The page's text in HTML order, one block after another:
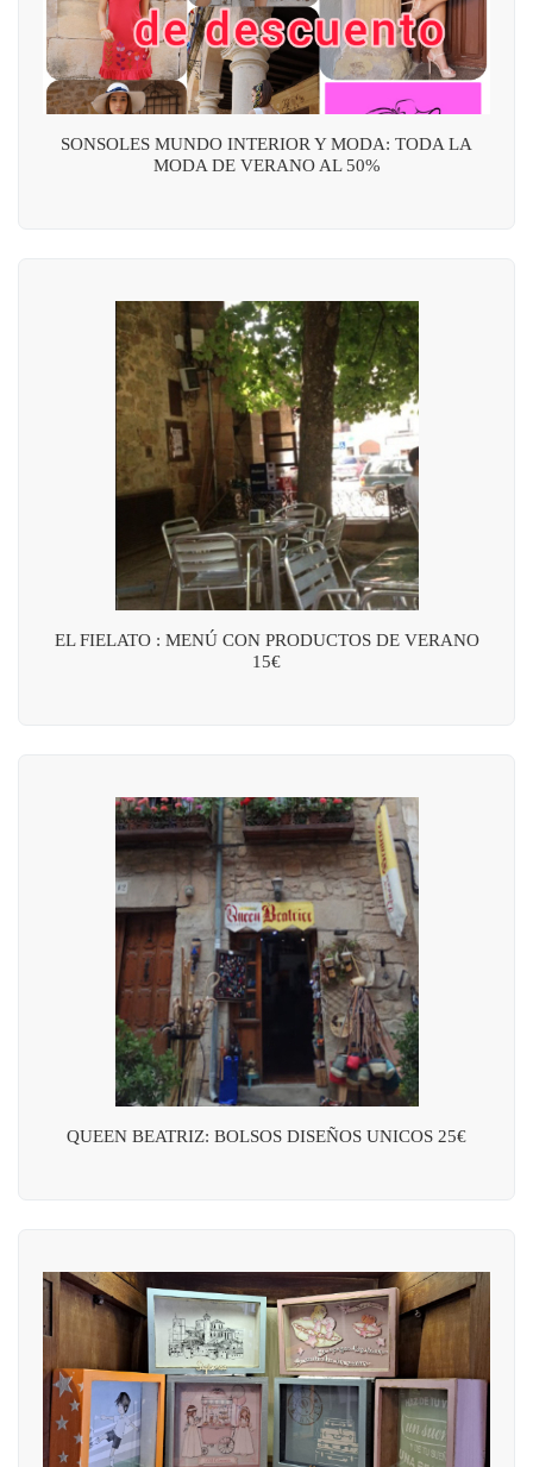
SONSOLES MUNDO INTERIOR Y MODA: TODA LA
MODA DE VERANO AL 50%
EL FIELATO : MENÚ CON PRODUCTOS DE VERANO
15€
QUEEN BEATRIZ: BOLSOS DISEÑOS UNICOS 25€